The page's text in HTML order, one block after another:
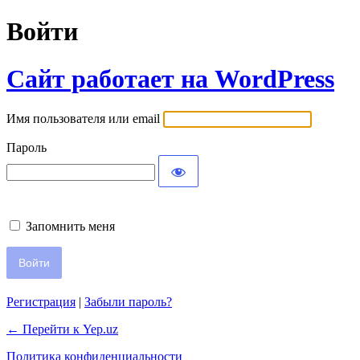
Войти
Сайт работает на WordPress
Имя пользователя или email
Пароль
Запомнить меня
Регистрация | Забыли пароль?
← Перейти к Yep.uz
Политика конфиденциальности